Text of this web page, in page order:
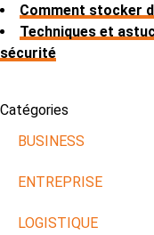
Comment stocker
Techniques et
sécurité
Catégories
BUSINESS
ENTREPRISE
LOGISTIQUE